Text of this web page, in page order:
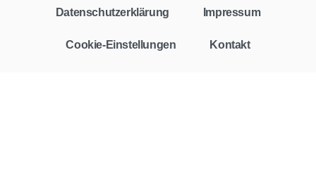
Datenschutzerklärung Impressum
Cookie-Einstellungen Kontakt